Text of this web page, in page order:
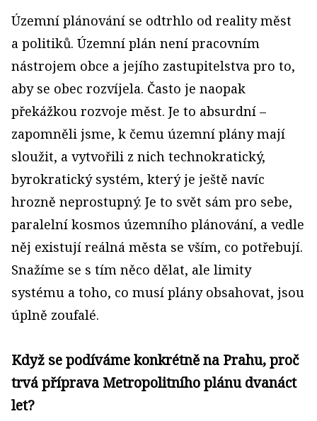
Územní plánování se odtrhlo od reality měst
a politiků. Územní plán není pracovním
nástrojem obce a jejího zastupitelstva pro to,
aby se obec rozvíjela. Často je naopak
překážkou rozvoje měst. Je to absurdní –
zapomněli jsme, k čemu územní plány mají
sloužit, a vytvořili z nich technokratický,
byrokratický systém, který je ještě navíc
hrozně neprostupný. Je to svět sám pro sebe,
paralelní kosmos územního plánování, a vedle
něj existují reálná města se vším, co potřebují.
Snažíme se s tím něco dělat, ale limity
systému a toho, co musí plány obsahovat, jsou
úplně zoufalé.
Když se podíváme konkrétně na Prahu, proč
trvá příprava Metropolitního plánu dvanáct
let?